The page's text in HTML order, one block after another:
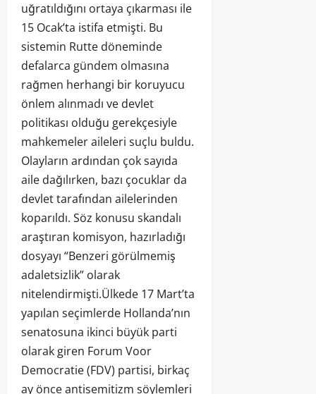
uğratıldığını ortaya çıkarması ile
15 Ocak’ta istifa etmişti. Bu
sistemin Rutte döneminde
defalarca gündem olmasına
rağmen herhangi bir koruyucu
önlem alınmadı ve devlet
politikası olduğu gerekçesiyle
mahkemeler aileleri suçlu buldu.
Olayların ardından çok sayıda
aile dağılırken, bazı çocuklar da
devlet tarafından ailelerinden
koparıldı. Söz konusu skandalı
araştıran komisyon, hazırladığı
dosyayı “Benzeri görülmemiş
adaletsizlik” olarak
nitelendirmişti.Ülkede 17 Mart’ta
yapılan seçimlerde Hollanda’nın
senatosuna ikinci büyük parti
olarak giren Forum Voor
Democratie (FDV) partisi, birkaç
ay önce antisemitizm söylemleri